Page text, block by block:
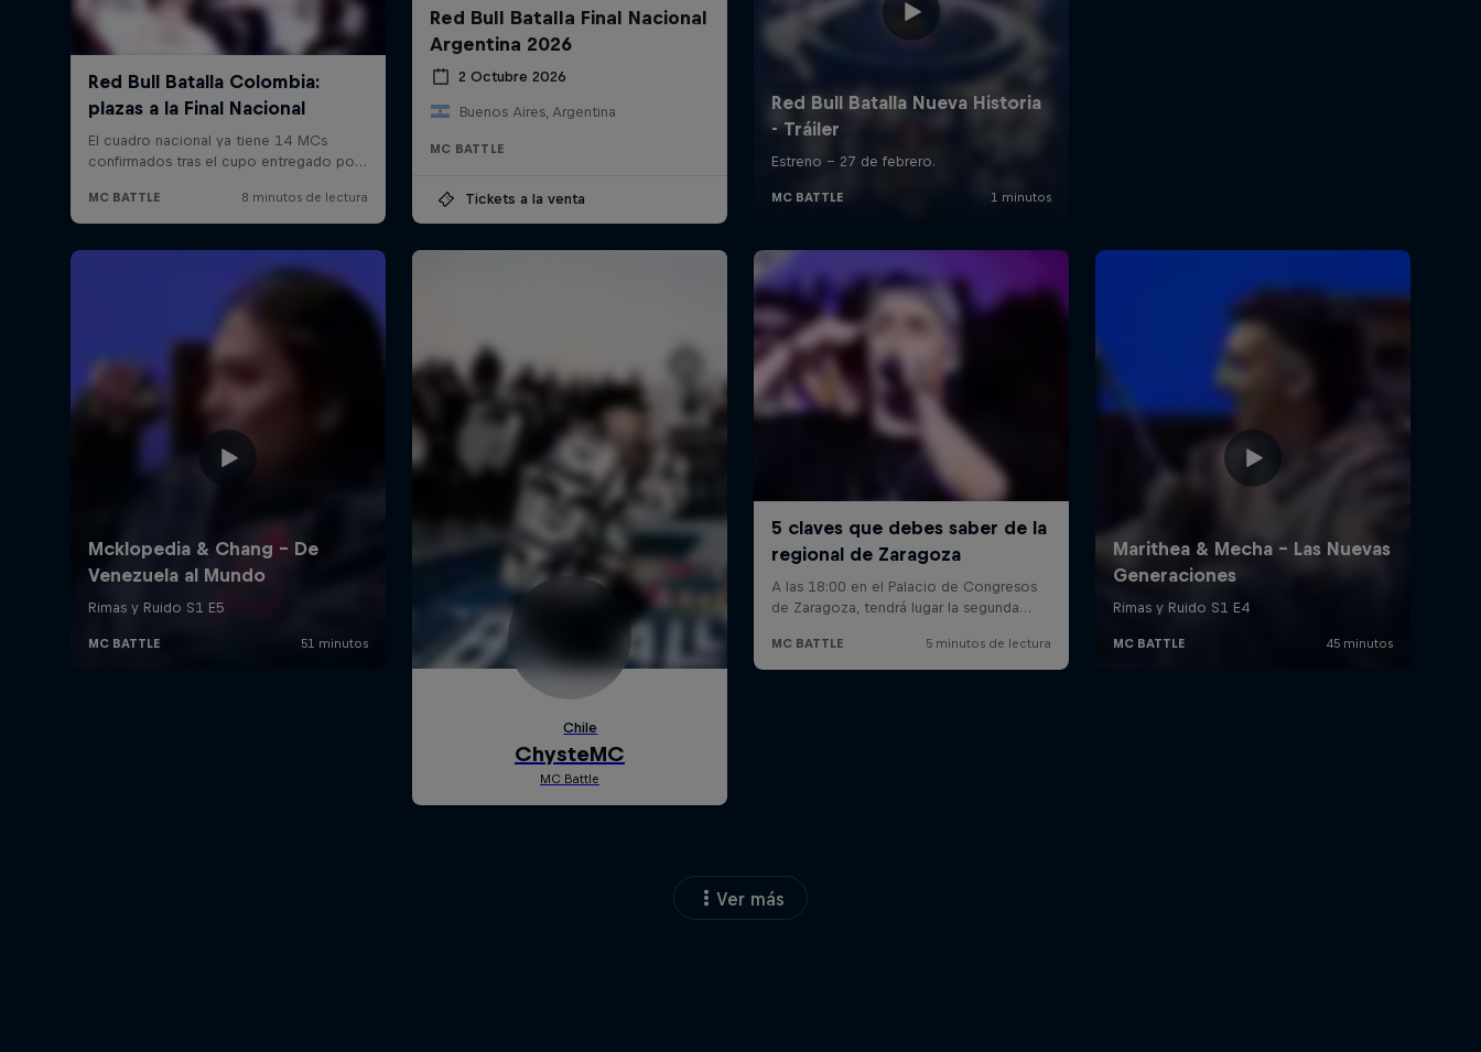
Red Bull Batalla Final Nacional
Argentina 2026
2 Octubre 2026
Buenos Aires, Argentina
MC BATTLE
Tickets a la venta
Ver más